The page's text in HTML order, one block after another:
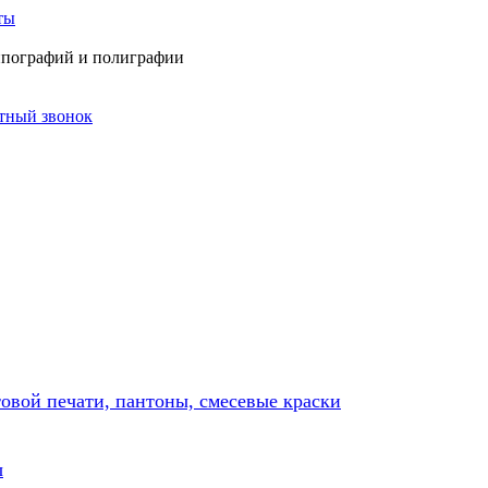
и полиграфии
звонок
печати, пантоны, смесевые краски